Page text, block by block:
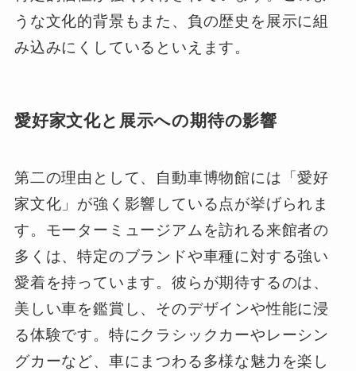
うな文化的背景もまた、負の歴史を展示に組
み込みにくしているといえます。
愛好家文化と展示への期待の影響
第二の理由として、自動車博物館には「愛好
家文化」が強く影響している点が挙げられま
す。モーターミュージアムを訪れる来館者の
多くは、特定のブランドや車種に対する強い
愛着を持っています。彼らが期待するのは、
美しい車を鑑賞し、そのデザインや性能に浸
る体験です。特にクラシックカーやレーシン
グカーなど、車にまつわる多様な魅力を楽し